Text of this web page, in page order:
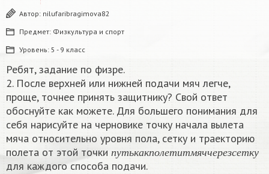
Автор: nilufaribragimova82
Предмет: Физкультура и спорт
Уровень: 5 - 9 класс
Ребят, задание по физре.
2. После верхней или нижней подачи мяч легче,
проще, точнее принять защитнику? Свой ответ
обоснуйте как можете. Для большего понимания для
себя нарисуйте на черновике точку начала вылета
мяча относительно уровня пола, сетку и траекторию
полета от этой точки
п у т ька кп ол е т и тмя ч ч е р е з с е т к у
путь какпо летит мя ччерезсетку
для каждого способа подачи.​